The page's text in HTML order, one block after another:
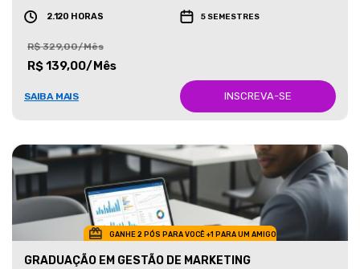
2.120 HORAS 5 SEMESTRES
R$ 329,00/Mês
R$ 139,00/Mês
SAIBA MAIS INSCREVA-SE
GANHE 2 PÓS PARA VOCÊ +1 PARA UM AMIGO
GRADUAÇÃO EM GESTÃO DE MARKETING